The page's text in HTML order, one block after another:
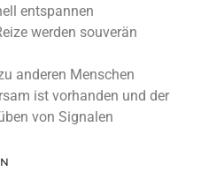
entspannen
werden souverän
anderen Menschen
ist vorhanden und der
von Signalen